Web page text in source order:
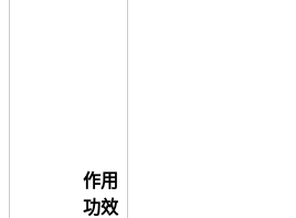
作用
功效